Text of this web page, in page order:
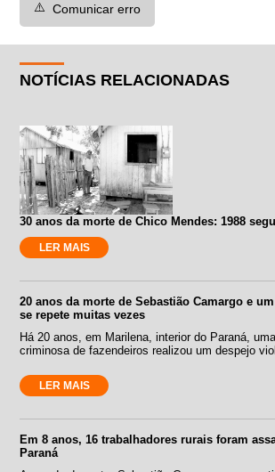
⚠️ Comunicar erro
NOTÍCIAS RELACIONADAS
30 anos da morte de Chico Mendes: 1988
LER MAIS
20 anos da morte de Sebastião Camargo e
se repete muitas vezes
Há 20 anos, em Marilena, interior do Paraná,
criminosa de fazendeiros realizou um despejo
LER MAIS
Em 8 anos, 16 trabalhadores rurais foram
Paraná